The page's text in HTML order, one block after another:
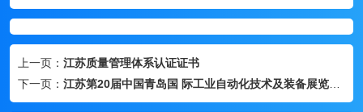
上一页： 江苏质量管理体系认证证书
下一页： 江苏第20届中国青岛国 际工业自动化技术及装备展览会-青岛 2018年8月2日